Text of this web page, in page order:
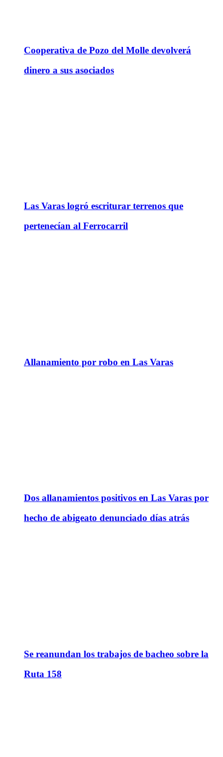
Cooperativa de Pozo del Molle devolverá
dinero a sus asociados
Las Varas logró escriturar terrenos que
pertenecían al Ferrocarril
Allanamiento por robo en Las Varas
Dos allanamientos positivos en Las Varas por
hecho de abigeato denunciado días atrás
Se reanundan los trabajos de bacheo sobre la
Ruta 158